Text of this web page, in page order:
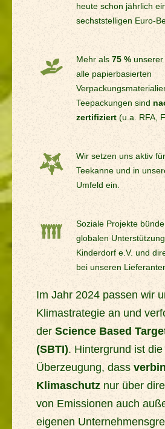
heute schon jährlich
sechststelligen Euro-
Mehr als75 % unserer
alle papierbasierten
Teepackungen sind
zertifiziert (u.a. RFA,
Wir setzen uns aktiv
Teekanne und in
Umfeld ein.
Soziale Projekte
globalen
Kinderdorf e.V. und
bei unseren
Im Jahr 2024 passen wir
Klimastrategie an und
der Science Based
(SBTI). Hintergrund ist
Überzeugung, dass
Klimaschutz nur über
von Emissionen auch
eigenen